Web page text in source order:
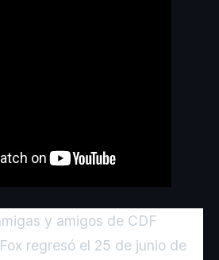
y amigos de CDF
regresó el 25 de junio de